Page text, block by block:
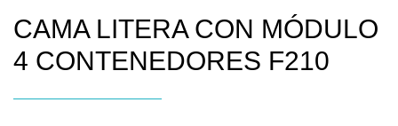
CAMA LITERA CON MÓDULO
4 CONTENEDORES F210